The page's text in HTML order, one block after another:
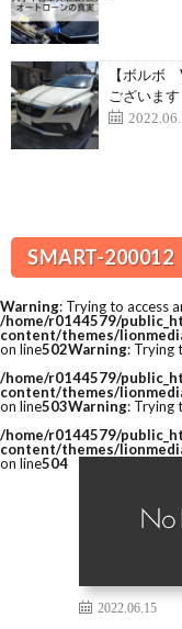
【ボルボ
ございます
SMART-200012
Warning: Trying to access
/home/r0144579/
content/themes/
on line502Warning: Trying
/home/r0144579/
content/themes/
on line503Warning: Trying
/home/r0144579/
content/themes/
on line504
2022.06.15